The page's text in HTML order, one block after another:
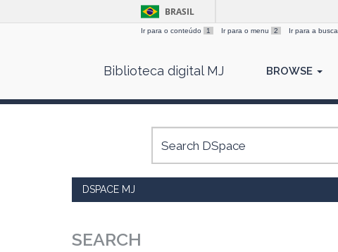
BRASIL
Ir para o conteúdo 1 Ir para o menu 2 Ir para a busca
Biblioteca digital MJ BROWSE
DSPACE MJ
SEARCH